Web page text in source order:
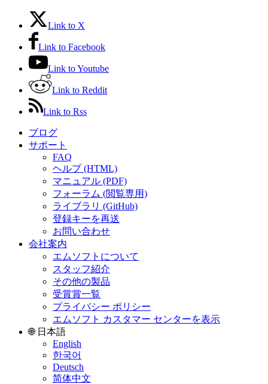
Link to X
Link to Facebook
Link to Youtube
Link to Reddit
Link to Rss
ブログ
サポート
FAQ
ヘルプ (HTML)
マニュアル (PDF)
フォーラム (閲覧専用)
ライブラリ (GitHub)
登録キーを再送
お問い合わせ
会社案内
エムソフトについて
スタッフ紹介
その他の製品
受賞賞一覧
プライバシー ポリシー
エムソフト カスタマー センターを表示
🌐 日本語
English
한국어
Deutsch
简体中文